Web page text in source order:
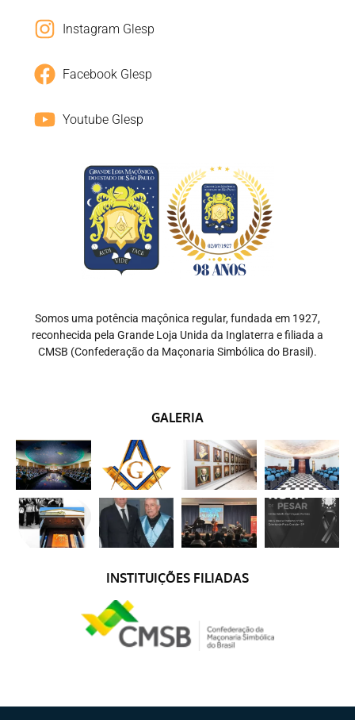
Instagram Glesp
Facebook Glesp
Youtube Glesp
Somos uma potência maçônica regular, fundada em 1927,
reconhecida pela Grande Loja Unida da Inglaterra e filiada a
CMSB (Confederação da Maçonaria Simbólica do Brasil).
GALERIA
INSTITUIÇÕES FILIADAS